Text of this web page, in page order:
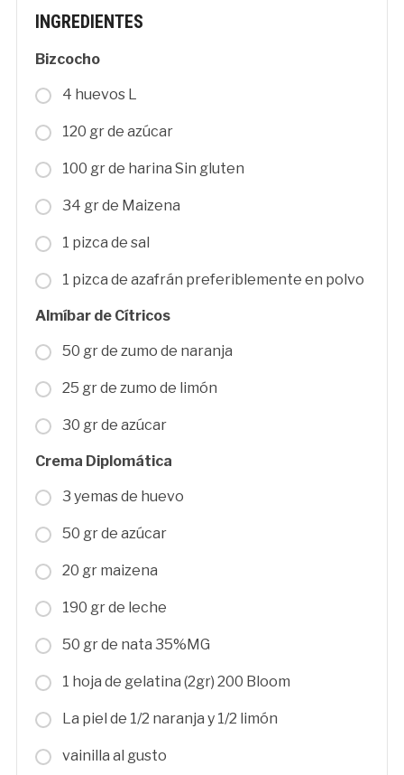
INGREDIENTES
Bizcocho
4 huevos L
120 gr de azúcar
100 gr de harina Sin gluten
34 gr de Maizena
1 pizca de sal
1 pizca de azafrán preferiblemente en polvo
Almíbar de Cítricos
50 gr de zumo de naranja
25 gr de zumo de limón
30 gr de azúcar
Crema Diplomática
3 yemas de huevo
50 gr de azúcar
20 gr maizena
190 gr de leche
50 gr de nata 35%MG
1 hoja de gelatina (2gr) 200 Bloom
La piel de 1/2 naranja y 1/2 limón
vainilla al gusto